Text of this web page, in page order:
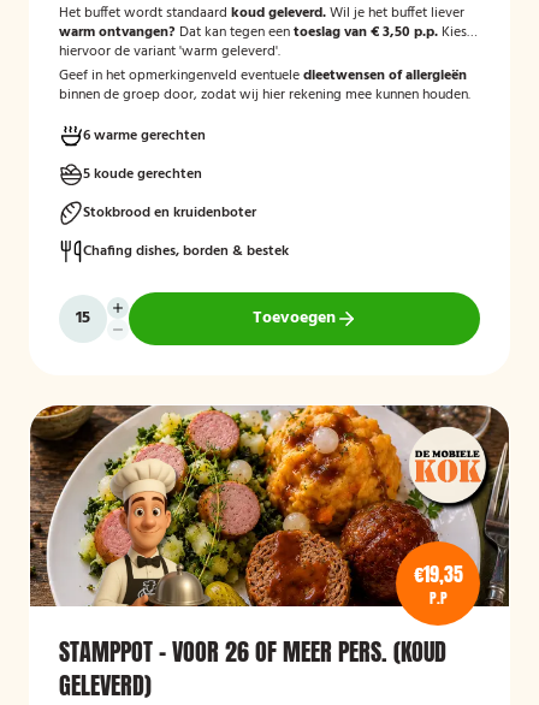
Het buffet wordt standaard koud geleverd.Wil je het buffet liever
warm ontvangen? Dat kan tegen eentoeslag van € 3,50 p.p. Kies
hiervoor de variant 'warm geleverd'.
Geef in het opmerkingenveld eventueledieetwensen of allergieën
binnen de groep door, zodat wij hier rekening mee kunnen houden.
6 warme gerechten
5 koude gerechten
Stokbrood en kruidenboter
Chafing dishes, borden & bestek
Toevoegen
€19,35
P.P
STAMPPOT - VOOR 26 OF MEER PERS. (KOUD
GELEVERD)